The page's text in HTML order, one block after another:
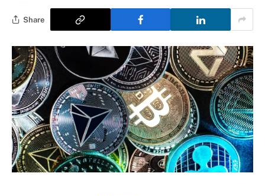
Share